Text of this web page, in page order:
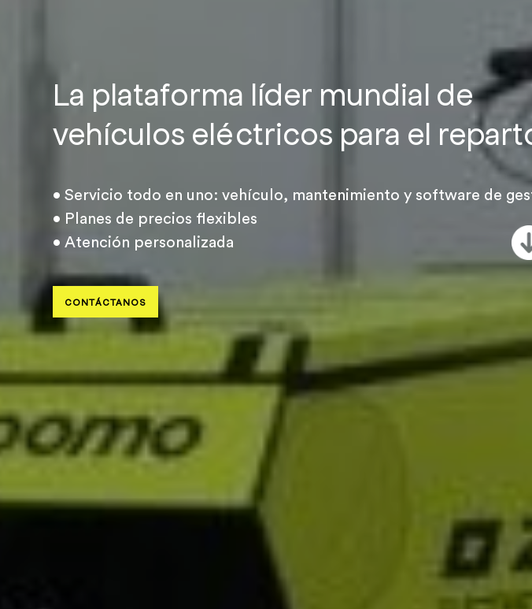
La plataforma líder mundial de
vehículos eléctricos para el
• Servicio todo en uno: vehículo, mantenimiento y software de
• Planes de precios flexibles
• Atención personalizada
CONTÁCTANOS